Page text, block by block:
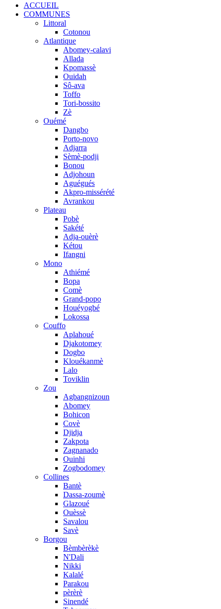
ACCUEIL
COMMUNES
Littoral
Cotonou
Atlantique
Abomey-calavi
Allada
Kpomassè
Ouidah
Sô-ava
Toffo
Tori-bossito
Zè
Ouémé
Dangbo
Porto-novo
Adjarra
Sèmè-podji
Bonou
Adjohoun
Aguégués
Akpro-missérété
Avrankou
Plateau
Pobè
Sakété
Adja-ouèrè
Kétou
Ifangni
Mono
Athiémé
Bopa
Comè
Grand-popo
Houéyogbé
Lokossa
Couffo
Aplahoué
Djakotomey
Dogbo
Klouékanmè
Lalo
Toviklin
Zou
Agbangnizoun
Abomey
Bohicon
Covè
Djidja
Zakpota
Zagnanado
Ouinhi
Zogbodomey
Collines
Bantè
Dassa-zoumè
Glazoué
Ouèssè
Savalou
Savè
Borgou
Bèmbèrèkè
N'Dali
Nikki
Kalalé
Parakou
pèrèrè
Sinendé